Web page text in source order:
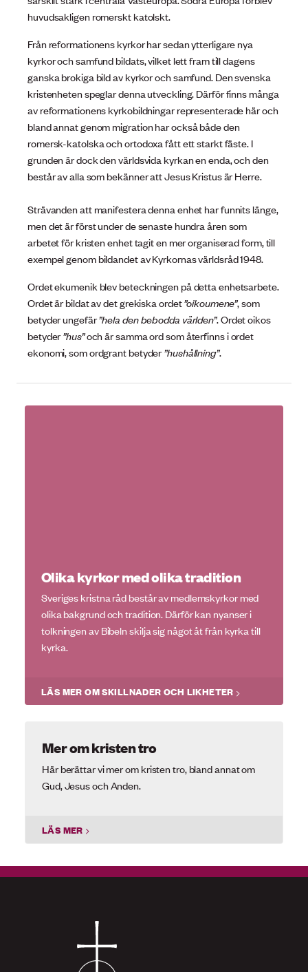
huvudsakligen romerskt katolskt.
Från reformationens kyrkor har sedan ytterligare nya
kyrkor och samfund bildats, vilket lett fram till dagens
ganska brokiga bild av kyrkor och samfund. Den svenska
kristenheten speglar denna utveckling. Därför finns många
av reformationens kyrkobildningar representerade här och
bland annat genom migration har också både den
romersk-katolska och ortodoxa fått ett starkt fäste. I
grunden är dock den världsvida kyrkan en enda, och den
består av alla som bekänner att Jesus Kristus är Herre.
Strävanden att manifestera denna enhet har funnits länge,
men det är först under de senaste hundra åren som
arbetet för kristen enhet tagit en mer organiserad form, till
exempel genom bildandet av Kyrkornas världsråd 1948.
Ordet ekumenik blev beteckningen på detta enhetsarbete.
Ordet är bildat av det grekiska ordet”oikoumene”, som
betyder ungefär”hela den bebodda världen”. Ordet oikos
betyder”hus”och är samma ord som återfinns i ordet
ekonomi, som ordgrant betyder”hushållning”.
Olika kyrkor med olika tradition
Sveriges kristna råd består av medlemskyrkor med
olika bakgrund och tradition. Därför kan nyanser i
tolkningen av Bibeln skilja sig något åt från kyrka till
kyrka.
LÄS MER OM SKILLNADER OCH LIKHETER
Mer om kristen tro
Här berättar vi mer om kristen tro, bland annat om
Gud, Jesus och Anden.
LÄS MER